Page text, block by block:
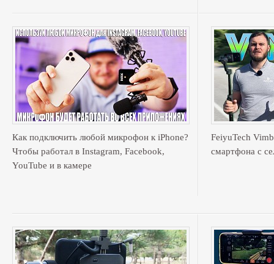
Как подключить любой микрофон к iPhone?
Чтобы работал в Instagram, Facebook,
YouTube и в камере
FeiyuTech
смартфона с